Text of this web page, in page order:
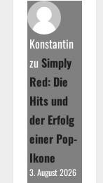
Konstantin
zu Simply
Red: Die
Hits und
der Erfolg
einer Pop-
Ikone
3. August 2026